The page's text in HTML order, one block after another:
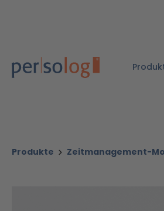
Produkte Zeitmanagement-